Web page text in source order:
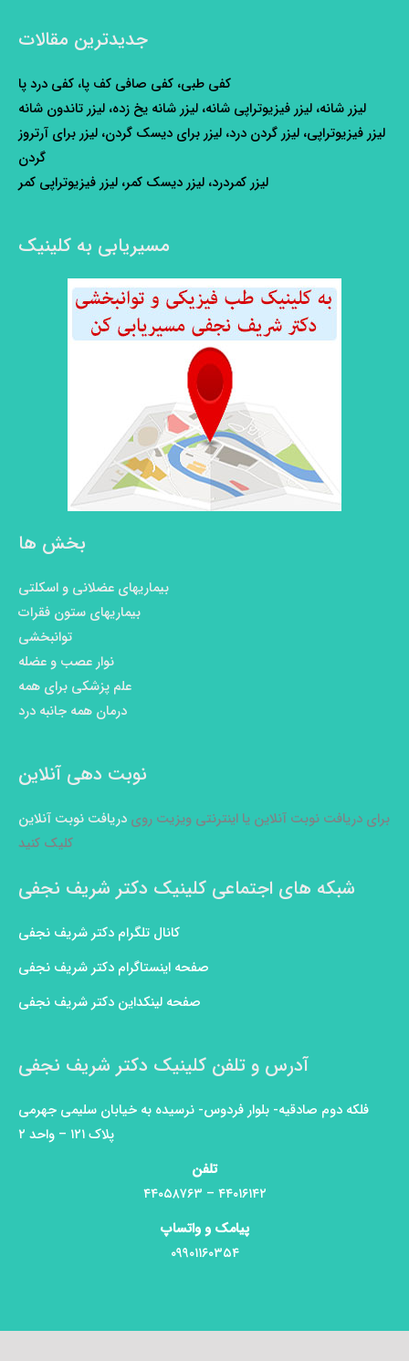
جدیدترین مقالات
کفی طبی، کفی صافی کف پا، کفی درد پا
لیزر شانه، لیزر فیزیوتراپی شانه، لیزر شانه یخ زده، لیزر تاندون شانه
لیزر فیزیوتراپی، لیزر گردن درد، لیزر برای دیسک گردن، لیزر برای آرتروز
گردن
لیزر کمردرد، لیزر دیسک کمر، لیزر فیزیوتراپی کمر
مسیریابی به کلینیک
بخش ها
بیماریهای عضلانی و اسکلتی
بیماریهای ستون فقرات
توانبخشی
نوار عصب و عضله
علم پزشکی برای همه
درمان همه جانبه درد
نوبت دهی آنلاین
برای دریافت نوبت آنلاین یا اینترنتی ویزیت روی دریافت نوبت آنلاین
کلیک کنید
شبکه های اجتماعی کلینیک دکتر شریف نجفی
کانال تلگرام دکتر شریف نجفی
صفحه اینستاگرام دکتر شریف نجفی
صفحه لینکداین دکتر شریف نجفی
آدرس و تلفن کلینیک دکتر شریف نجفی
فلکه دوم صادقیه- بلوار فردوس- نرسیده به خیابان سلیمی جهرمی
پلاک ۱۲۱ – واحد ۲
تلفن
۴۴۰۱۶۱۴۲ – ۴۴۰۵۸۷۶۳
پیامک و واتساپ
۰۹۹۰۱۱۶۰۳۵۴